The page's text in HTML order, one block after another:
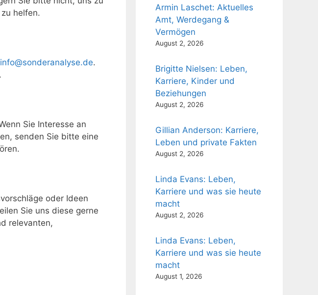
helfen.
info@sonderanalyse.de.
Sie Interesse an
senden Sie bitte eine
oder Ideen
Sie uns diese gerne
relevanten,
Armin Laschet: Aktuelles
Amt, Werdegang &
Vermögen
August 2, 2026
Brigitte Nielsen: Leben,
Karriere, Kinder und
Beziehungen
August 2, 2026
Gillian Anderson: Karriere,
Leben und private Fakten
August 2, 2026
Linda Evans: Leben,
Karriere und was sie heute
macht
August 2, 2026
Linda Evans: Leben,
Karriere und was sie heute
macht
August 1, 2026